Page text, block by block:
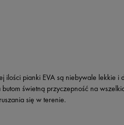
ilości pianki EVA są niebywale lekkie i
świetną przyczepność na
się w terenie.